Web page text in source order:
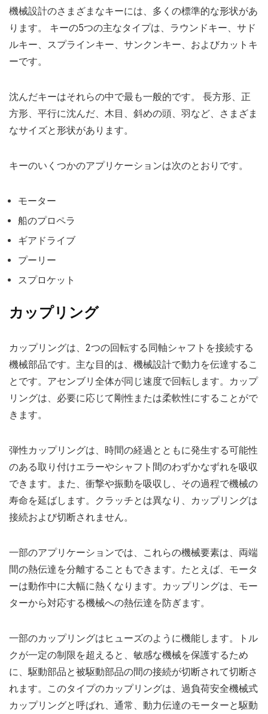
機械設計のさまざまなキーには、多くの標準的な形状があ
ります。 キーの5つの主なタイプは、ラウンドキー、サド
ルキー、スプラインキー、サンクンキー、およびカットキ
ーです。
沈んだキーはそれらの中で最も一般的です。 長方形、正
方形、平行に沈んだ、木目、斜めの頭、羽など、さまざま
なサイズと形状があります。
キーのいくつかのアプリケーションは次のとおりです。
モーター
船のプロペラ
ギアドライブ
プーリー
スプロケット
カップリング
カップリングは、2つの回転する同軸シャフトを接続する
機械部品です。主な目的は、機械設計で動力を伝達するこ
とです。アセンブリ全体が同じ速度で回転します。カップ
リングは、必要に応じて剛性または柔軟性にすることがで
きます。
弾性カップリングは、時間の経過とともに発生する可能性
のある取り付けエラーやシャフト間のわずかなずれを吸収
できます。また、衝撃や振動を吸収し、その過程で機械の
寿命を延ばします。クラッチとは異なり、カップリングは
接続および切断されません。
一部のアプリケーションでは、これらの機械要素は、両端
間の熱伝達を分離することもできます。たとえば、モータ
ーは動作中に大幅に熱くなります。カップリングは、モー
ターから対応する機械への熱伝達を防ぎます。
一部のカップリングはヒューズのように機能します。トル
クが一定の制限を超えると、敏感な機械を保護するため
に、駆動部品と被駆動部品の間の接続が切断されて切断さ
れます。このタイプのカップリングは、過負荷安全機械式
カップリングと呼ばれ、通常、動力伝達のモーターと駆動